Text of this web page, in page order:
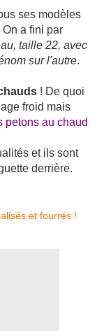
ses modèles
a fini par
taille 22, avec
sur l'autre.
! De quoi
froid mais
petons au chaud
et ils sont
derrière.